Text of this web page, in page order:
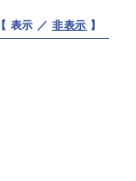
【 表示 ／ 非表示 】